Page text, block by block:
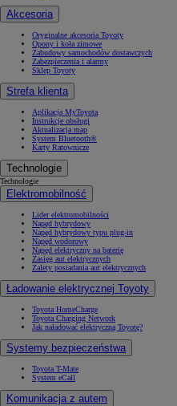
Akcesoria
Oryginalne akcesoria Toyoty
Opony i koła zimowe
Zabudowy samochodów dostawczych
Zabezpieczenia i alarmy
Sklep Toyoty
Strefa klienta
Aplikacja MyToyota
Instrukcje obsługi
Aktualizacja map
System Bluetooth®
Karty Ratownicze
Technologie
Technologie
Elektromobilność
Lider elektromobilności
Napęd hybrydowy
Napęd hybrydowy typu plug-in
Napęd wodorowy
Napęd elektryczny na baterię
Zasięg aut elektrycznych
Zalety posiadania aut elektrycznych
Ładowanie elektrycznej Toyoty
Toyota HomeCharge
Toyota Charging Network
Jak naładować elektryczną Toyotę?
Systemy bezpieczeństwa
Toyota T-Mate
System eCall
Komunikacja z autem